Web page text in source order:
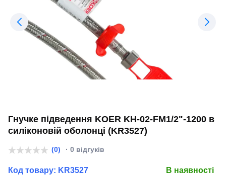
Гнучке підведення KOER KH-02-FM1/2"-1200 в
силіконовій оболонці (KR3527)
(0) · 0 відгуків
Код товару: KR3527 В наявності